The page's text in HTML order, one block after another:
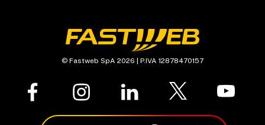
© Fastweb SpA 2026 | P.IVA 12878470157